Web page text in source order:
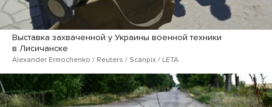
Выставка захваченной у Украины военной техники
в Лисичанске
Alexander Ermochenko / Reuters / Scanpix / LETA